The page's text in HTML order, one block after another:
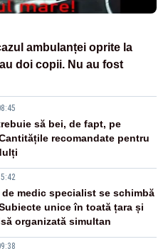
ambulanței oprite la
doi copii. Nu au fost
să bei, de fapt, pe
recomandate pentru
de medic specialist se schimbă
unice în toată țara și
organizată simultan